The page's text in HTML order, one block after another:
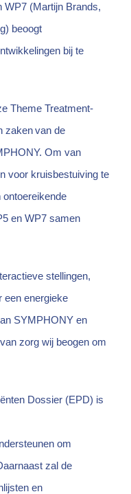
WP7 (Martijn Brands,
beoogt
bij te
Theme Treatment-
zaken van de
Om van
voor kruisbestuiving te
en WP7 samen
stellingen,
een energieke
SYMPHONY en
zorg wij beogen om
Dossier (EPD) is
om
zal de
en